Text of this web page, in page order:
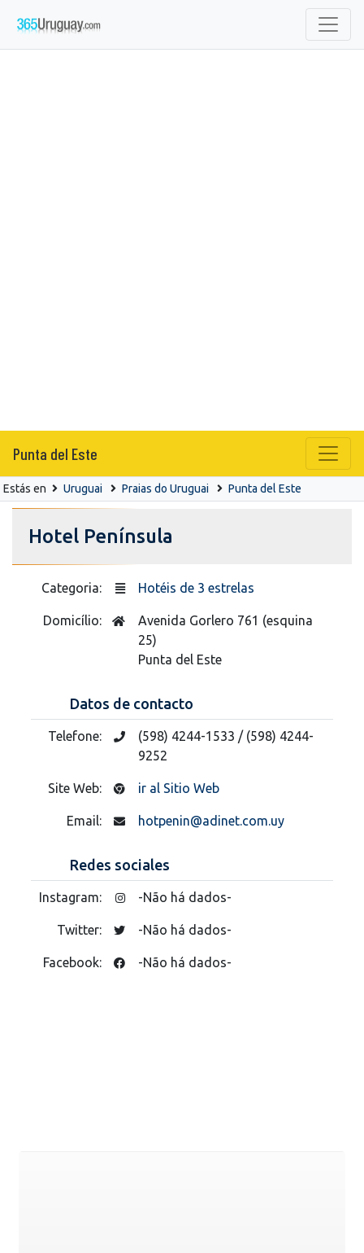
Punta del Este
Estás en Uruguai Praias do Uruguai Punta del Este
Hotel Península
Categoria: Hotéis de 3 estrelas
Domicílio:
Avenida Gorlero 761 (esquina
25)
Punta del Este
Datos de contacto
Telefone:
(598) 4244-1533 / (598) 4244-
9252
Site Web: ir al Sitio Web
Email: hotpenin@adinet.com.uy
Redes sociales
Instagram: -Não há dados-
Twitter: -Não há dados-
Facebook: -Não há dados-